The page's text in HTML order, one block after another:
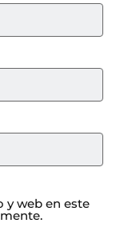
y web en este